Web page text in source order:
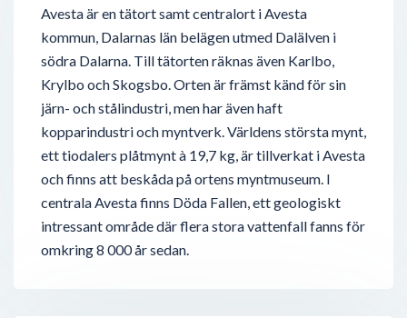
Avesta är en tätort samt centralort i Avesta
kommun, Dalarnas län belägen utmed Dalälven i
södra Dalarna. Till tätorten räknas även Karlbo,
Krylbo och Skogsbo. Orten är främst känd för sin
järn- och stålindustri, men har även haft
kopparindustri och myntverk. Världens största mynt,
ett tiodalers plåtmynt à 19,7 kg, är tillverkat i Avesta
och finns att beskåda på ortens myntmuseum. I
centrala Avesta finns Döda Fallen, ett geologiskt
intressant område där flera stora vattenfall fanns för
omkring 8 000 år sedan.